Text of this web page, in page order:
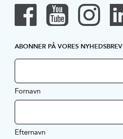
ABONNER PÅ VORES NYHEDSBREV
Fornavn
Efternavn